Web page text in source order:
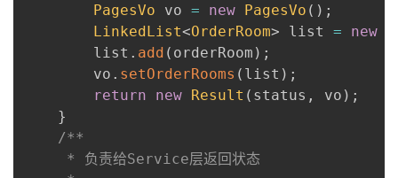
PagesVo vo = new PagesVo ( ) ;
LinkedList<OrderRoom> list = new
        list
. add ( orderRoom ) ;
        vo
. setOrderRooms ( list ) ;
return
new Result ( status , vo ) ;
}
/**
     * 负责给Service层返回状态